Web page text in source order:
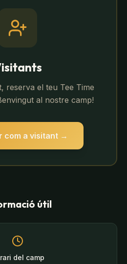
reserva el teu Tee Time
al nostre camp!
com a visitant →
útil
del camp